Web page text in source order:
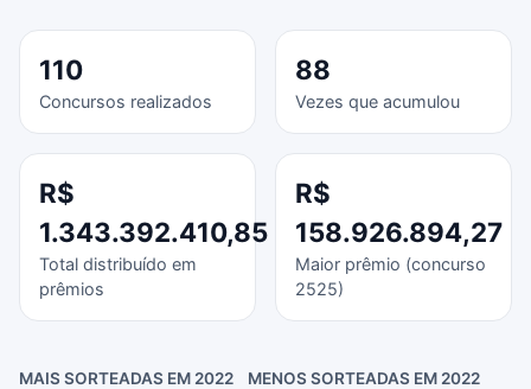
110
Concursos realizados
88
Vezes que acumulou
R$
1.343.392.410,85
Total distribuído em
prêmios
R$
158.926.894,27
Maior prêmio (concurso
2525)
MAIS SORTEADAS EM 2022 MENOS SORTEADAS EM 2022